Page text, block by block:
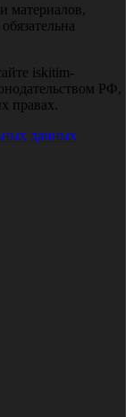
материалов,
iskitim-
РФ,
правах.
данных